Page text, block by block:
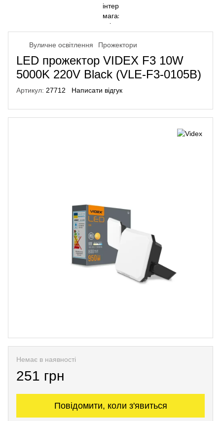
Вуличне освітлення Прожектори
LED прожектор VIDEX F3 10W
5000K 220V Black (VLE-F3-0105B)
Артикул: 27712 Написати відгук
Немає в наявності
251 грн
Повідомити, коли з'явиться